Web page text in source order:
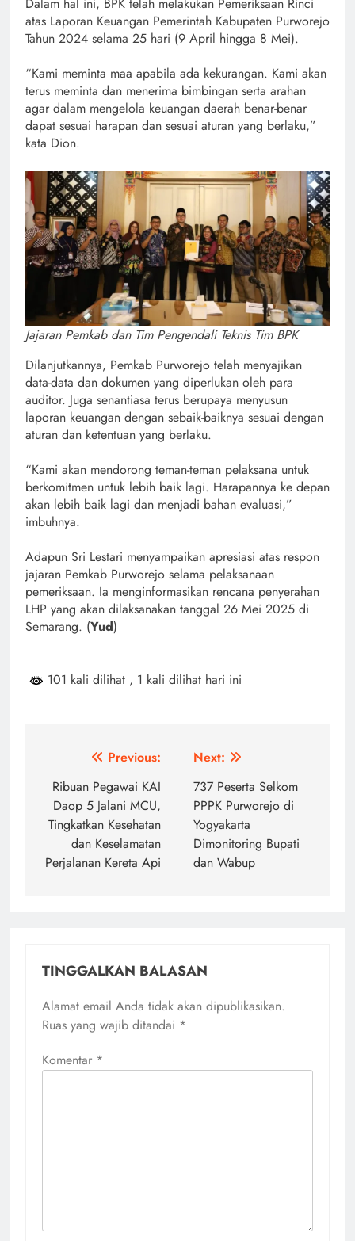
atas Laporan Keuangan Pemerintah Kabupaten Purworejo
Tahun 2024 selama 25 hari (9 April hingga 8 Mei).
“Kami meminta maa apabila ada kekurangan. Kami akan
terus meminta dan menerima bimbingan serta arahan
agar dalam mengelola keuangan daerah benar-benar
dapat sesuai harapan dan sesuai aturan yang berlaku,”
kata Dion.
Jajaran Pemkab dan Tim Pengendali Teknis Tim BPK
Dilanjutkannya, Pemkab Purworejo telah menyajikan
data-data dan dokumen yang diperlukan oleh para
auditor. Juga senantiasa terus berupaya menyusun
laporan keuangan dengan sebaik-baiknya sesuai dengan
aturan dan ketentuan yang berlaku.
“Kami akan mendorong teman-teman pelaksana untuk
berkomitmen untuk lebih baik lagi. Harapannya ke depan
akan lebih baik lagi dan menjadi bahan evaluasi,”
imbuhnya.
Adapun Sri Lestari menyampaikan apresiasi atas respon
jajaran Pemkab Purworejo selama pelaksanaan
pemeriksaan. Ia menginformasikan rencana penyerahan
LHP yang akan dilaksanakan tanggal 26 Mei 2025 di
Semarang. (Yud)
101 kali dilihat , 1 kali dilihat hari ini
Navigasi
pos
Previous:
Ribuan Pegawai KAI
Daop 5 Jalani MCU,
Tingkatkan Kesehatan
dan Keselamatan
Perjalanan Kereta Api
Next:
737 Peserta Selkom
PPPK Purworejo di
Yogyakarta
Dimonitoring Bupati
dan Wabup
TINGGALKAN BALASAN
Alamat email Anda tidak akan dipublikasikan.
Ruas yang wajib ditandai *
Komentar *